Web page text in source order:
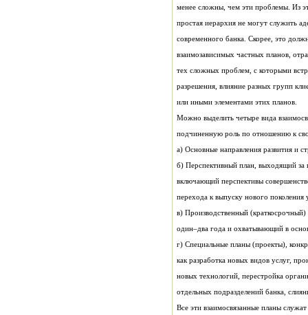
или иными элементами этих планов.
подчиненную роль по отношению к
а) Основные направления развития и
перехода к выпуску нового
один–два года и охватывающий в
отдельных подразделений банка,